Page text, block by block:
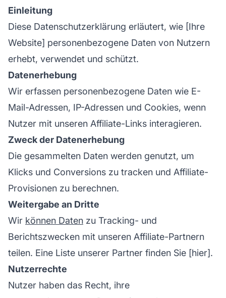
Einleitung
Diese Datenschutzerklärung erläutert, wie [Ihre
Website] personenbezogene Daten von Nutzern
erhebt, verwendet und schützt.
Datenerhebung
Wir erfassen personenbezogene Daten wie E-
Mail-Adressen, IP-Adressen und Cookies, wenn
Nutzer mit unseren Affiliate-Links interagieren.
Zweck der Datenerhebung
Die gesammelten Daten werden genutzt, um
Klicks und Conversions zu tracken und Affiliate-
Provisionen zu berechnen.
Weitergabe an Dritte
Wir können Daten zu Tracking- und
Berichtszwecken mit unseren Affiliate-Partnern
teilen. Eine Liste unserer Partner finden Sie [hier].
Nutzerrechte
Nutzer haben das Recht, ihre